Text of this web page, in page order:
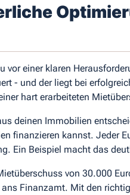
vor einer klaren
- und der liegt bei
hart erarbeiteten
deinen Immobilien
finanzieren kannst. Jeder
Ein Beispiel macht das
von 30.000
Finanzamt. Mit den